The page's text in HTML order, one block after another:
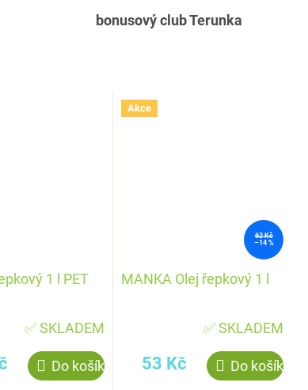
bonusový club Terunka
1 l PET
✅ SKLADEM
Do košíku
Akce
62 Kč
–14 %
MANKA Olej řepkový 1 l
✅ SKLADEM
53 Kč Do košíku